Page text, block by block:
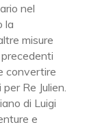
nel
la
misure
convertire
Re Julien.
di Luigi
e